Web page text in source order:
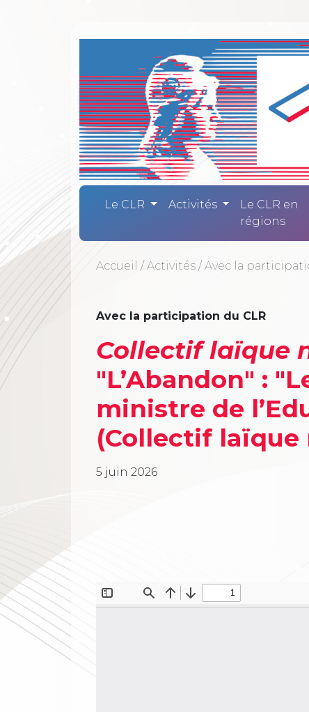
Comité
Le CLR Activités
Le CLR en
régions
Accueil / Activités / Avec la
Avec la participation du CLR
Collectif laïque
"L’Abandon" :
ministre de
(Collectif laïque
5 juin 2026